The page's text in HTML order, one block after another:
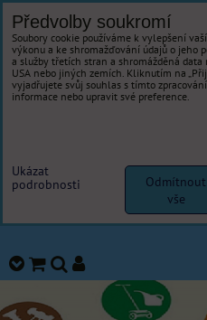
Předvolby soukromí
Soubory cookie používáme k vylepšení
výkonu a ke shromažďování údajů o jeho
a služby třetích stran a shromážděná
USA nebo jiných zemích. Kliknutím na
vyjadřujete svůj souhlas s tímto
informace nebo upravit své preference.
Ukázat
podrobnosti
Odmítnout
vše